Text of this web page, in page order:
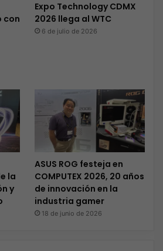
con
Expo Technology CDMX
2026 llega al WTC
6 de julio de 2026
la
y
ASUS ROG festeja en
COMPUTEX 2026, 20 años
de innovación en la
industria gamer
18 de junio de 2026